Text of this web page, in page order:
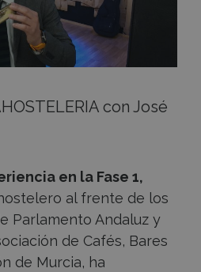
con José
en la Fase 1,
al frente de los
Parlamento Andaluz y
de Cafés, Bares
de Murcia, ha